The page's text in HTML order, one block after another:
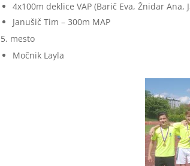
4x100m deklice VAP (Barič Eva, Žnidar Ana,
Janušič Tim – 300m MAP
5. mesto
Močnik Layla